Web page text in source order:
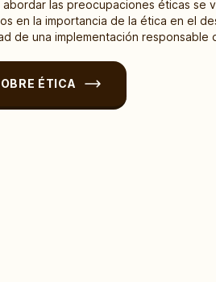
abordar las preocupaciones éticas se
en la importancia de la ética en el
de una implementación responsable
ÉTICA